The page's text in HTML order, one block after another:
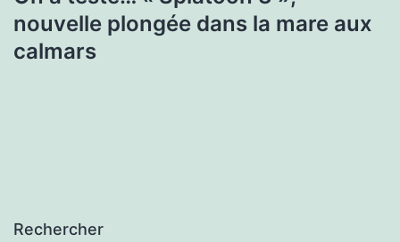
nouvelle plongée dans la mare aux
calmars
Rechercher